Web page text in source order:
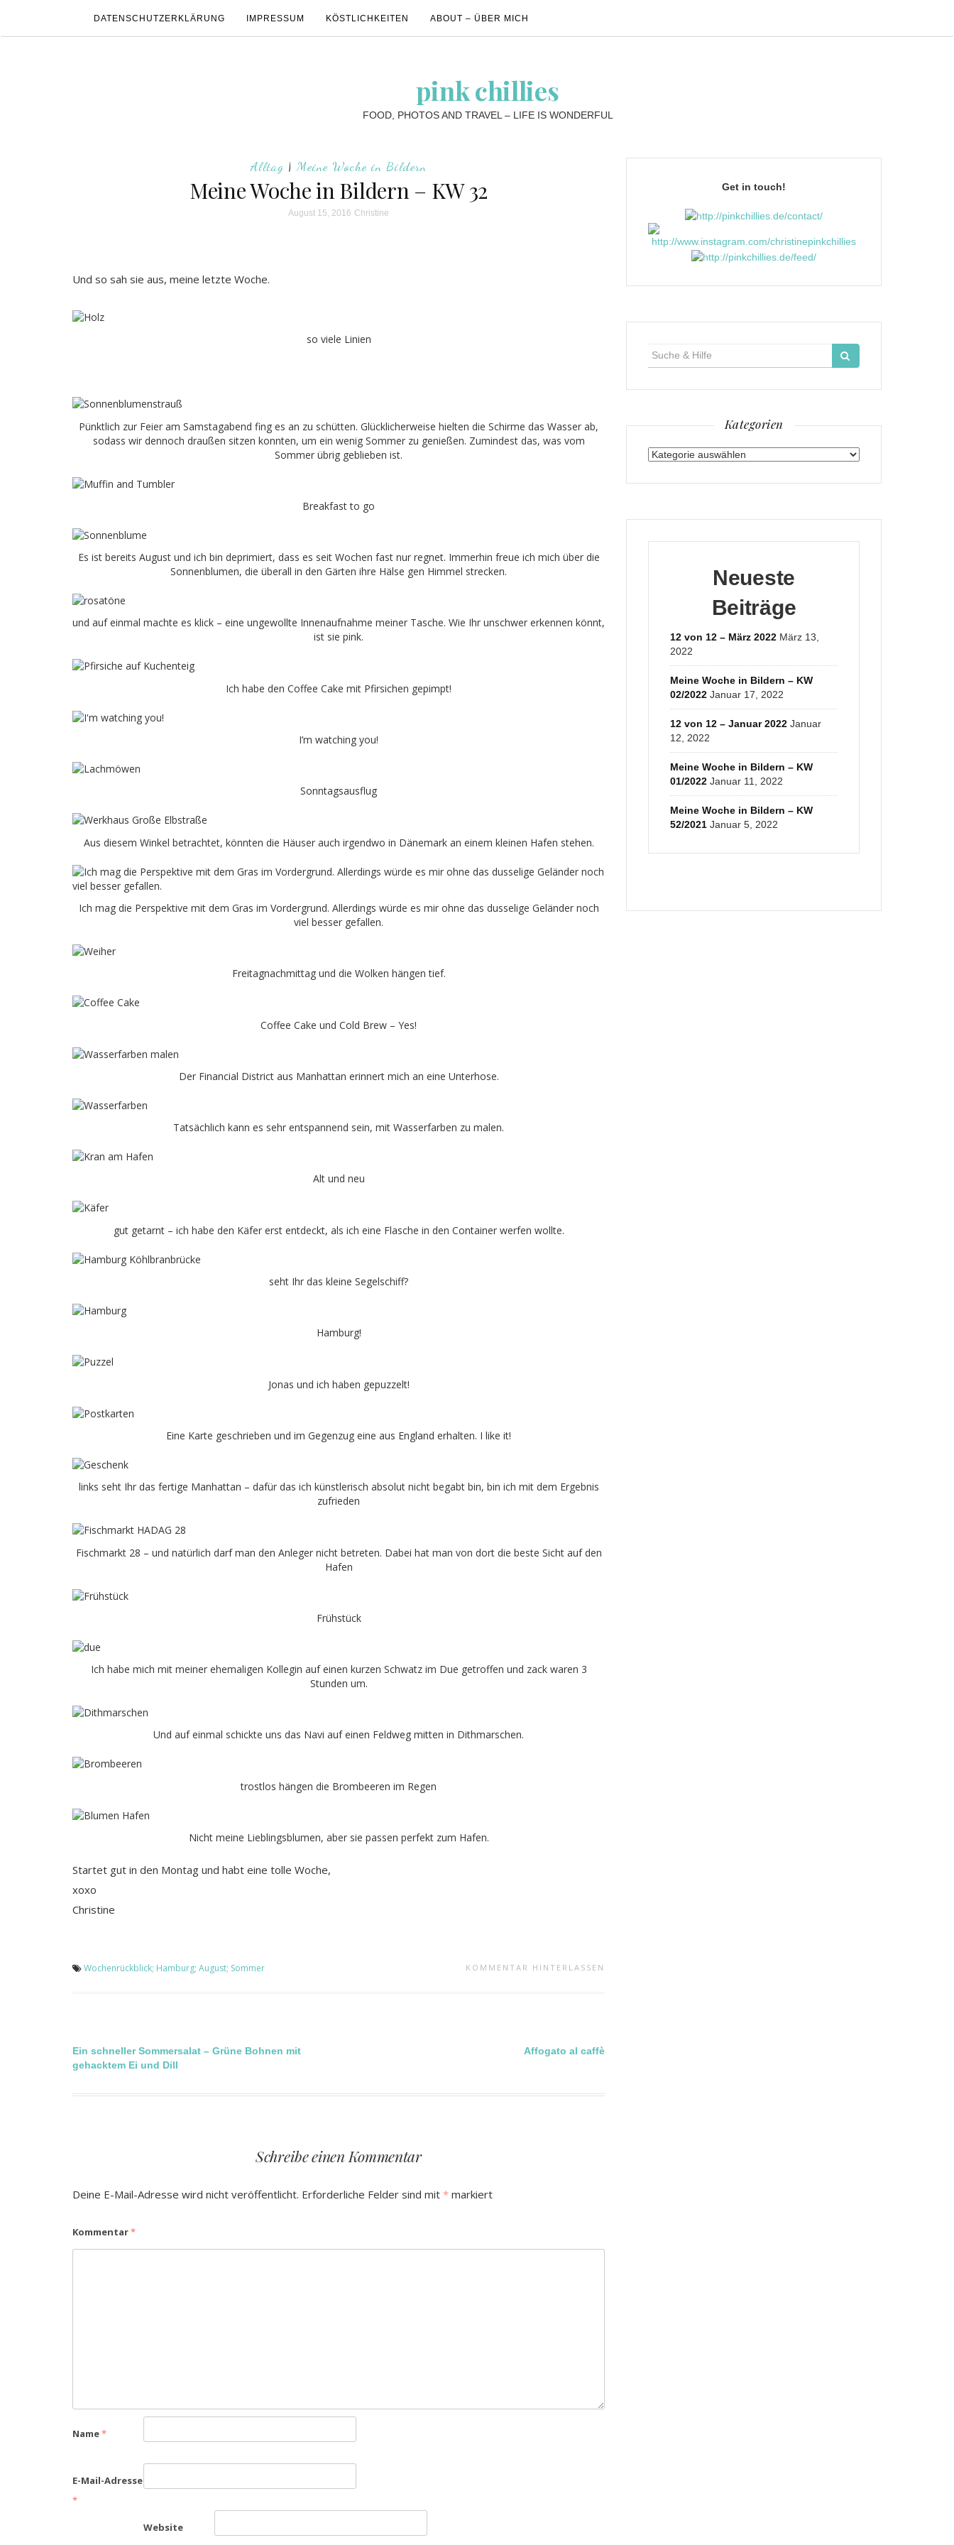
DATENSCHUTZERKLÄRUNG IMPRESSUM KÖSTLICHKEITEN ABOUT – ÜBER MICH
pink chillies
FOOD, PHOTOS AND TRAVEL – LIFE IS WONDERFUL
Alltag | Meine Woche in Bildern
Meine Woche in Bildern – KW 32
August 15, 2016 Christine
Und so sah sie aus, meine letzte Woche.
so viele Linien
Pünktlich zur Feier am Samstagabend fing es an zu schütten. Glücklicherweise hielten die Schirme das Wasser ab,
sodass wir dennoch draußen sitzen konnten, um ein wenig Sommer zu genießen. Zumindest das, was vom
Sommer übrig geblieben ist.
Breakfast to go
Es ist bereits August und ich bin deprimiert, dass es seit Wochen fast nur regnet. Immerhin freue ich mich über die
Sonnenblumen, die überall in den Gärten ihre Hälse gen Himmel strecken.
und auf einmal machte es klick – eine ungewollte Innenaufnahme meiner Tasche. Wie Ihr unschwer erkennen könnt,
ist sie pink.
Ich habe den Coffee Cake mit Pfirsichen gepimpt!
I’m watching you!
Sonntagsausflug
Aus diesem Winkel betrachtet, könnten die Häuser auch irgendwo in Dänemark an einem kleinen Hafen stehen.
Ich mag die Perspektive mit dem Gras im Vordergrund. Allerdings würde es mir ohne das dusselige Geländer noch
viel besser gefallen.
Freitagnachmittag und die Wolken hängen tief.
Coffee Cake und Cold Brew – Yes!
Der Financial District aus Manhattan erinnert mich an eine Unterhose.
Tatsächlich kann es sehr entspannend sein, mit Wasserfarben zu malen.
Alt und neu
gut getarnt – ich habe den Käfer erst entdeckt, als ich eine Flasche in den Container werfen wollte.
seht Ihr das kleine Segelschiff?
Hamburg!
Jonas und ich haben gepuzzelt!
Eine Karte geschrieben und im Gegenzug eine aus England erhalten. I like it!
links seht Ihr das fertige Manhattan – dafür das ich künstlerisch absolut nicht begabt bin, bin ich mit dem Ergebnis
zufrieden
Fischmarkt 28 – und natürlich darf man den Anleger nicht betreten. Dabei hat man von dort die beste Sicht auf den
Hafen
Frühstück
Ich habe mich mit meiner ehemaligen Kollegin auf einen kurzen Schwatz im Due getroffen und zack waren 3
Stunden um.
Und auf einmal schickte uns das Navi auf einen Feldweg mitten in Dithmarschen.
trostlos hängen die Brombeeren im Regen
Nicht meine Lieblingsblumen, aber sie passen perfekt zum Hafen.
Startet gut in den Montag und habt eine tolle Woche,
xoxo
Christine
Wochenrückblick; Hamburg; August; Sommer KOMMENTAR HINTERLASSEN
Beitragsnavigation
Ein schneller Sommersalat – Grüne Bohnen mit
gehacktem Ei und Dill
Affogato al caffè
Schreibe einen Kommentar
Deine E-Mail-Adresse wird nicht veröffentlicht. Erforderliche Felder sind mit * markiert
Kommentar*
Name*
E-Mail-Adresse
*
Website
Get in touch!
Kategorien
Kategorien
Neueste
Beiträge
12 von 12 – März 2022 März 13,
2022
Meine Woche in Bildern – KW
02/2022 Januar 17, 2022
12 von 12 – Januar 2022 Januar
12, 2022
Meine Woche in Bildern – KW
01/2022 Januar 11, 2022
Meine Woche in Bildern – KW
52/2021 Januar 5, 2022